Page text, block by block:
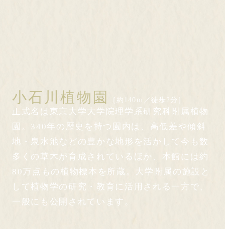
小石川植物園 ［約140ｍ／徒歩2分］
正式名は東京大学大学院理学系研究科附属植物
園。340年の歴史を持つ園内は、高低差や傾斜
地・泉水池などの豊かな地形を活かして今も数
多くの草木が育成されているほか、本館には約
80万点もの植物標本を所蔵。大学附属の施設と
して植物学の研究・教育に活用される一方で、
一般にも公開されています。